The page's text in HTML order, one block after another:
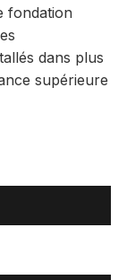
fondation
dans plus
supérieure